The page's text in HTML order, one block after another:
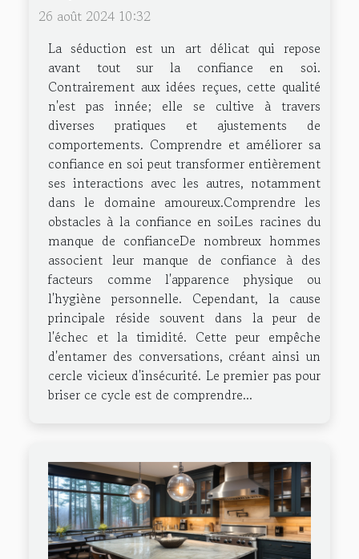
26 août 2024 10:32
La séduction est un art délicat qui repose
avant tout sur la confiance en soi.
Contrairement aux idées reçues, cette qualité
n'est pas innée; elle se cultive à travers
diverses pratiques et ajustements de
comportements. Comprendre et améliorer sa
confiance en soi peut transformer entièrement
ses interactions avec les autres, notamment
dans le domaine amoureux.Comprendre les
obstacles à la confiance en soiLes racines du
manque de confianceDe nombreux hommes
associent leur manque de confiance à des
facteurs comme l'apparence physique ou
l'hygiène personnelle. Cependant, la cause
principale réside souvent dans la peur de
l'échec et la timidité. Cette peur empêche
d'entamer des conversations, créant ainsi un
cercle vicieux d'insécurité. Le premier pas pour
briser ce cycle est de comprendre...